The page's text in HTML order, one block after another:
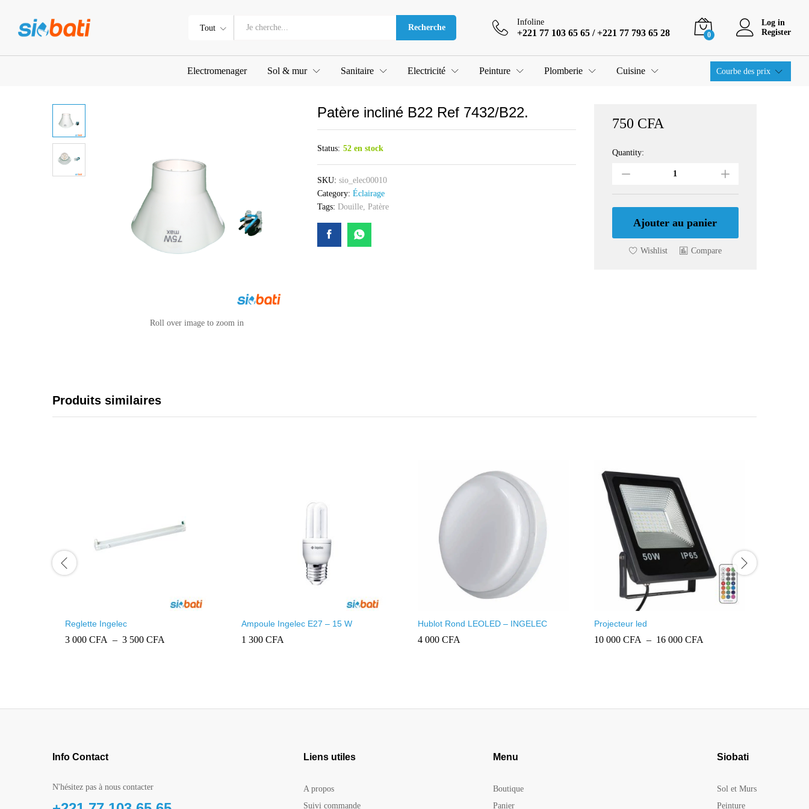
Tout Recherche
Infoline
+221 77 103 65 65 / +221 77 793 65 28 0
Log in
Register
Electromenager Sol & mur Sanitaire Electricité Peinture Plomberie Cuisine Courbe des prix
Roll over image to zoom in
Patère incliné B22 Ref 7432/B22.
Status: 52 en stock
SKU: sio_elec00010
Category: Éclairage
Tags: Douille, Patère
750 CFA
Patère
Ref
7432/B22.
quantity
Quantity:
Ajouter au panier
Wishlist Compare
Produits similaires
Reglette Ingelec
3 000 CFA – 3 500 CFA
500 CFA
Ampoule Ingelec E27 – 15 W
1 300 CFA
Hublot Rond LEOLED – INGELEC
4 000 CFA
Projecteur led
10 000 CFA – 16 000 CFA
000 CFA
Info Contact
N'hésitez pas à nous contacter
Liens utiles
A propos
Suivi commande
Menu
Boutique
Panier
Siobati
Sol et Murs
Peinture